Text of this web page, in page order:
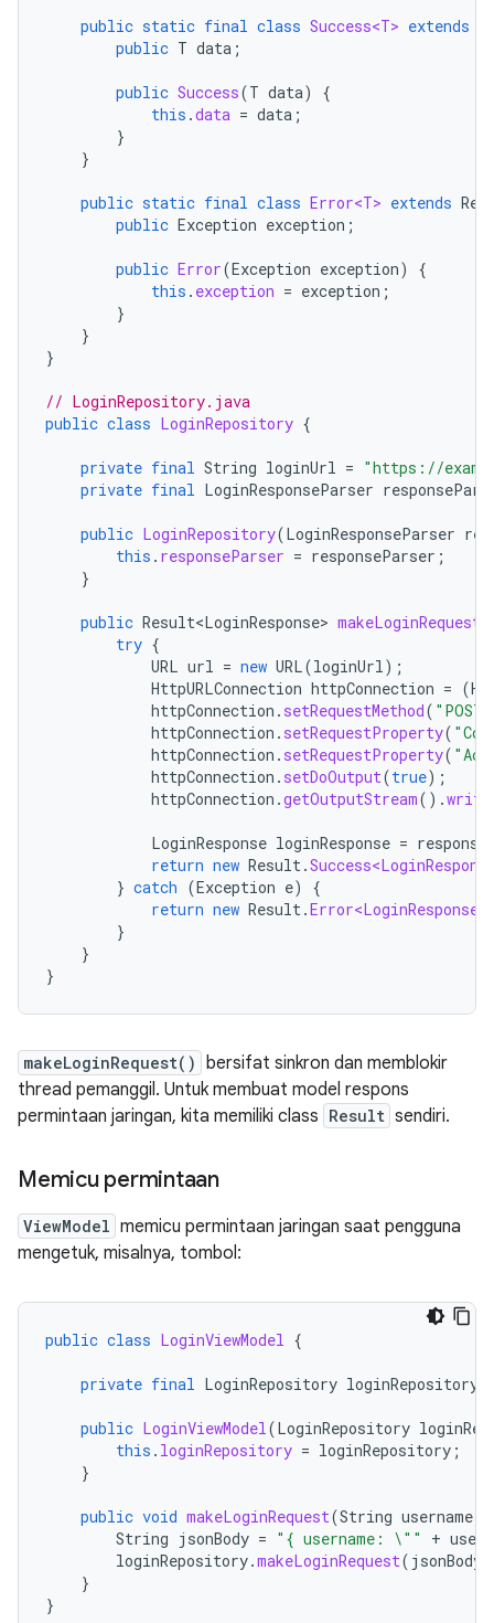
public static final class Success<T> extends
public T data ;
public Success(T data)
{
this .data = data ;
}
}
public static final class Error<T> extends
public Exception exception ;
public Error(Exception exception)
{
this . exception = exception ;
}
}
}
// LoginRepository.java
public class LoginRepository {
private final String loginUrl = "https://
private final LoginResponseParser
public LoginRepository(LoginResponseParser
this . responseParser = responseParser ;
}
public Result<LoginResponse> makeLoginRequest
try {
URL url = new URL(loginUrl);
HttpURLConnection httpConnection = (
httpConnection . setRequestMethod( "POST"
httpConnection . setRequestProperty(
httpConnection . setRequestProperty(
httpConnection . setDoOutput(true);
httpConnection .getOutputStream().write
LoginResponse loginResponse =
return new Result.
} catch (Exception e)
{
return new Result.Error<LoginResponse>
}
}
}
makeLoginRequest() bersifat sinkron dan memblokir
thread pemanggil. Untuk membuat model respons
permintaan jaringan, kita memiliki class Result sendiri.
Memicu permintaan
ViewModel memicu permintaan jaringan saat pengguna
mengetuk, misalnya, tombol:
public class LoginViewModel {
private final LoginRepository loginRepository
public LoginViewModel(LoginRepository
this . loginRepository = loginRepository ;
}
public void makeLoginRequest(String username
String jsonBody = "{ username: \"" +
loginRepository.makeLoginRequest( jsonBody
}
}